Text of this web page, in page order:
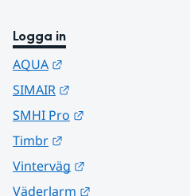
Logga in
AQUA
SIMAIR
SMHI Pro
Timbr
Vinterväg
Väderlarm